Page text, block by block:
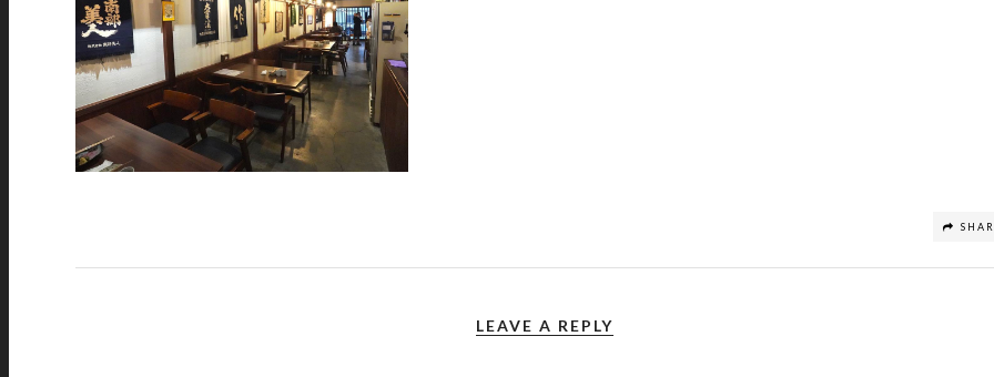
LEAVE A REPLY